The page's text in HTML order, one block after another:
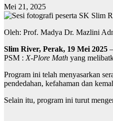
Mei 21, 2025
Oleh: Prof. Madya Dr. Mazlini
Slim River, Perak, 19 Mei 2025
PSM :X-Plore Math yang
Program ini telah menyasarkan
pendedahan, kefahaman dan
Selain itu, program ini turut